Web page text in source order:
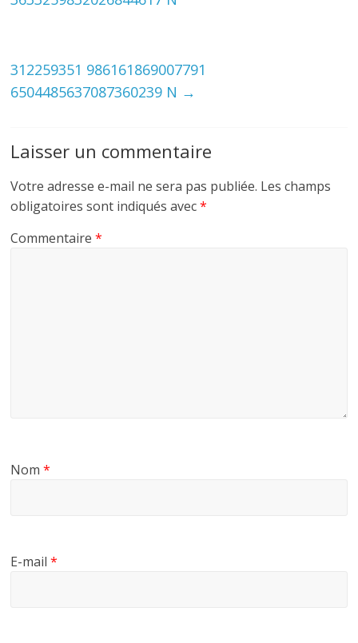
312259351 986161869007791
6504485637087360239 N →
Laisser un commentaire
Votre adresse e-mail ne sera pas publiée. Les champs
obligatoires sont indiqués avec*
Commentaire*
Nom*
E-mail*